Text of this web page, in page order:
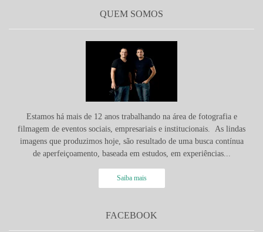
QUEM SOMOS
Estamos há mais de 12 anos trabalhando na área de fotografia e
filmagem de eventos sociais, empresariais e institucionais. As lindas
imagens que produzimos hoje, são resultado de uma busca contínua
de aperfeiçoamento, baseada em estudos, em experiências...
Saiba mais
FACEBOOK